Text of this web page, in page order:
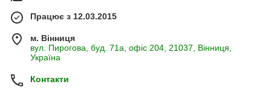
Працює з 12.03.2015
м. Вінниця
вул. Пирогова, буд. 71а, офіс 204, 21037, Вінниця,
Україна
Контакти